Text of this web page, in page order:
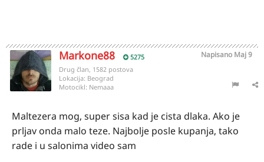
Markone88 5275 Napisano Maj 9
Drug član, 1582 postova
Lokacija: Beograd
Motocikl: Nemaaa
Maltezera mog, super sisa kad je cista dlaka. Ako je
prljav onda malo teze. Najbolje posle kupanja, tako
rade i u salonima video sam